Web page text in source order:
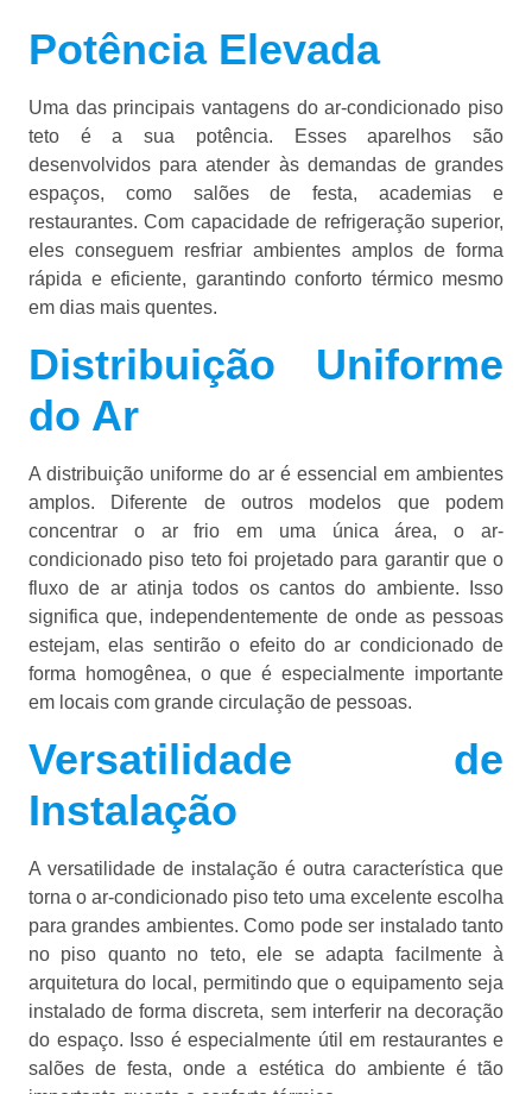
Potência Elevada
Uma das principais vantagens do ar-condicionado piso
teto é a sua potência. Esses aparelhos são
desenvolvidos para atender às demandas de grandes
espaços, como salões de festa, academias e
restaurantes. Com capacidade de refrigeração superior,
eles conseguem resfriar ambientes amplos de forma
rápida e eficiente, garantindo conforto térmico mesmo
em dias mais quentes.
Distribuição Uniforme
do Ar
A distribuição uniforme do ar é essencial em ambientes
amplos. Diferente de outros modelos que podem
concentrar o ar frio em uma única área, o ar-
condicionado piso teto foi projetado para garantir que o
fluxo de ar atinja todos os cantos do ambiente. Isso
significa que, independentemente de onde as pessoas
estejam, elas sentirão o efeito do ar condicionado de
forma homogênea, o que é especialmente importante
em locais com grande circulação de pessoas.
Versatilidade de
Instalação
A versatilidade de instalação é outra característica que
torna o ar-condicionado piso teto uma excelente escolha
para grandes ambientes. Como pode ser instalado tanto
no piso quanto no teto, ele se adapta facilmente à
arquitetura do local, permitindo que o equipamento seja
instalado de forma discreta, sem interferir na decoração
do espaço. Isso é especialmente útil em restaurantes e
salões de festa, onde a estética do ambiente é tão